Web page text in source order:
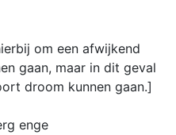
om een afwijkend
gaan, maar in dit geval
droom kunnen gaan.]
enge